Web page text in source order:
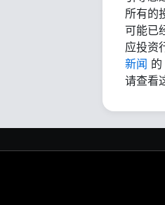
所有的
可能已
应投资
新闻 的
请查看